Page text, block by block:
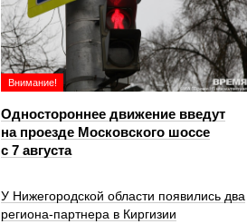
Внимание!
Одностороннее движение введут
на проезде Московского шоссе
с 7 августа
У Нижегородской области появились два
региона-партнера в Киргизии